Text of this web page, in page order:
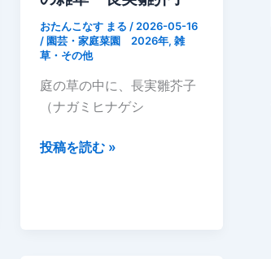
おたんこなす まる / 2026-05-16
/ 園芸・家庭菜園 2026年, 雑
草・その他
庭の草の中に、長実雛芥子
（ナガミヒナゲシ
2026
投稿を読む »